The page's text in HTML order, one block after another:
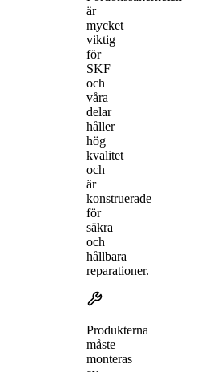
är
mycket
viktig
för
SKF
och
våra
delar
håller
hög
kvalitet
och
är
konstruerade
för
säkra
och
hållbara
reparationer.
Produkterna
måste
monteras